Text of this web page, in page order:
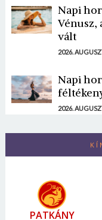
Napi
Vénusz,
vált
2026.
Napi
2026.
PATKÁNY